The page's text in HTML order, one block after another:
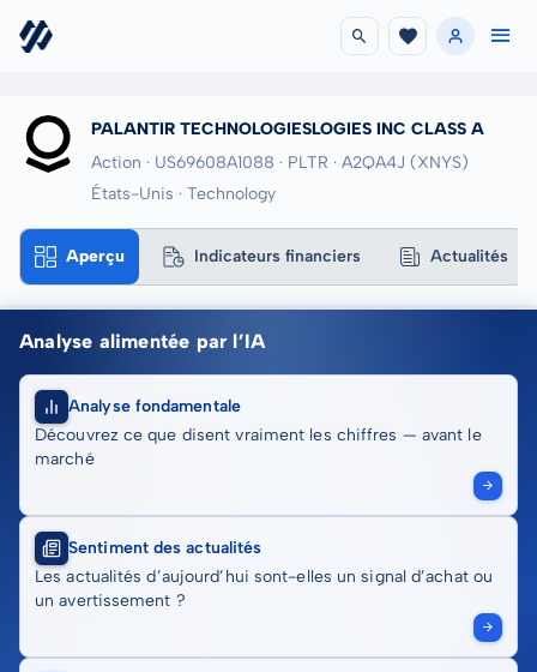
PALANTIR TECHNOLOGIESLOGIES INC CLASS A
Action · US69608A1088 · PLTR · A2QA4J (XNYS)
États-Unis · Technology
Aperçu Indicateurs financiers Actualités
Analyse alimentée par l’IA
Analyse fondamentale
Découvrez ce que disent vraiment les chiffres — avant le
marché
Sentiment des actualités
Les actualités d’aujourd’hui sont-elles un signal d’achat ou
un avertissement ?